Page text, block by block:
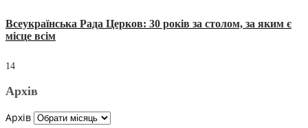
Всеукраїнська Рада Церков: 30 років за столом, за яким є
місце всім
14
Архів
Архів